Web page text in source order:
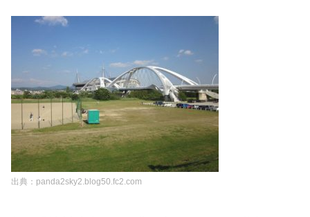
出典：panda2sky2.blog50.fc2.com